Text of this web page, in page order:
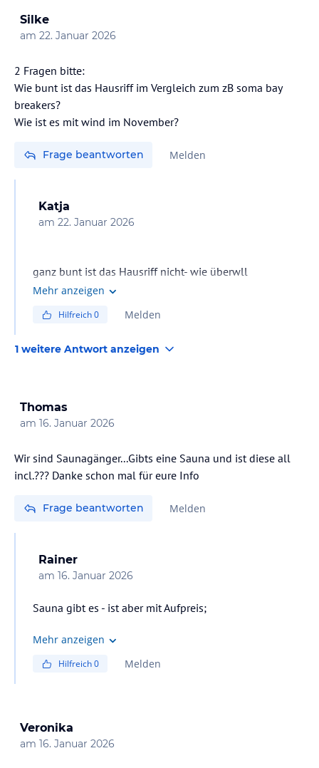
Silke
am 22. Januar 2026
2 Fragen bitte:
Wie bunt ist das Hausriff im Vergleich zum zB soma bay
breakers?
Wie ist es mit wind im November?
Frage beantworten Melden
Katja
am 22. Januar 2026
ganz bunt ist das Hausriff nicht- wie überwll
Korallenbleiche. Wind gibt es fast immer, ist aber sehr
Mehr anzeigen
Hilfreich0 Melden
1 weitere Antwort anzeigen
Thomas
am 16. Januar 2026
Wir sind Saunagänger...Gibts eine Sauna und ist diese all
incl.??? Danke schon mal für eure Info
Frage beantworten Melden
Rainer
am 16. Januar 2026
Sauna gibt es - ist aber mit Aufpreis;
Mehr anzeigen
Hilfreich0 Melden
Veronika
am 16. Januar 2026